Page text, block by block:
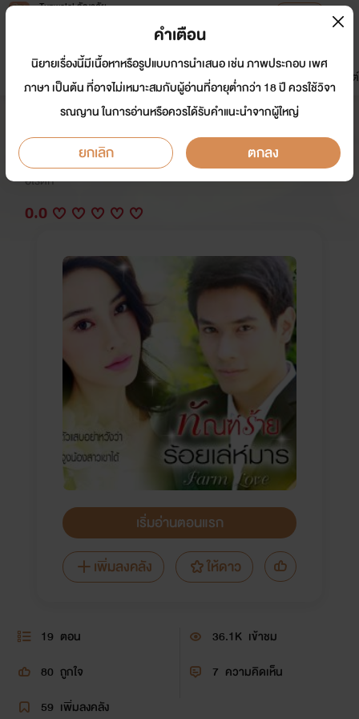
Tunwalai ธัญวลัย
หน้าแรก นิยาย อีบุ๊ก การ์ตูน
มาใหม่
ดรีมแชท ธัญลิสต์
ทัณฑ์ร้ายร้อยเล่ห์มาร 18+
นักเขียน: รัตมา
อีโรติก
0.0
เริ่มอ่านตอนแรก
เพิ่มลงคลัง
ให้ดาว
19 ตอน 36.1K เข้าชม
80 ถูกใจ 7 ความคิดเห็น
59 เพิ่มลงคลัง
คำเตือน
นิยายเรื่องนี้มีเนื้อหาหรือรูปแบบการนำเสนอ เช่น ภาพประกอบ เพศ
ภาษา เป็นต้น ที่อาจไม่เหมาะสมกับผู้อ่านที่อายุต่ำกว่า 18 ปี ควรใช้วิจา
รณญาน ในการอ่านหรือควรได้รับคำแนะนำจากผู้ใหญ่
ยกเลิก ตกลง